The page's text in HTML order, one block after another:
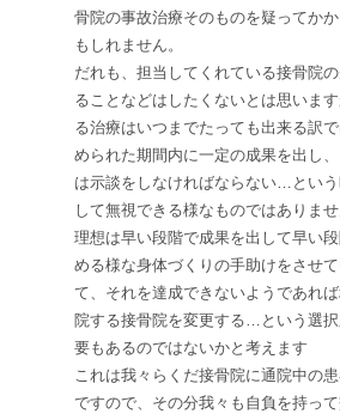
骨院の事故治療そのものを疑ってか
もしれません。
だれも、担当してくれている接骨院
ることなどはしたくないとは思いま
る治療はいつまでたっても出来る訳
められた期間内に一定の成果を出し
は示談をしなければならない…とい
して無視できる様なものではありませ
理想は早い段階で成果を出して早い
める様な身体づくりの手助けをさせ
て、それを達成できないようであれ
院する接骨院を変更する…という選
要もあるのではないかと考えます
これは我々らくだ接骨院に通院中の
ですので、その分我々も自負を持っ